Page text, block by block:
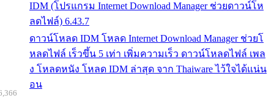
IDM (โปรแกรม Internet Download Manager ช่วยดาวน์โห
ลดไฟล์) 6.43.7
ดาวน์โหลด IDM โหลด Internet Download Manager ช่วยโ
หลดไฟล์ เร็วขึ้น 5 เท่า เพิ่มความเร็ว ดาวน์โหลดไฟล์ เพล
ง โหลดหนัง โหลด IDM ล่าสุด จาก Thaiware ไว้ใจได้แน่น
อน